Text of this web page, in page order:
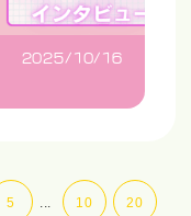
2025/10/16
5 ... 10 20